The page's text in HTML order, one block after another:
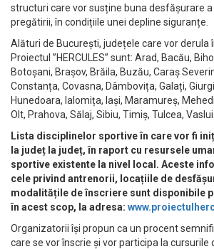
structuri care vor susține buna desfășurare a
pregătirii, în condițiile unei depline siguranțe.
Alături de București, județele care vor derula
Proiectul ”HERCULES” sunt: Arad, Bacău,
Botoșani, Brașov, Brăila, Buzău, Caraș
Constanța, Covasna, Dâmbovița, Galați,
Hunedoara, Ialomița, Iași, Maramureș,
Olt, Prahova, Sălaj, Sibiu, Timiș, Tulcea, Vaslui
Lista disciplinelor sportive în care vor fi
la județ la județ, în raport cu resursele
sportive existente la nivel local. Aceste
cele privind antrenorii, locațiile de
modalitățile de înscriere sunt disponibile
în acest scop, la adresa:
Organizatorii își propun ca un procent
care se vor înscrie și vor participa la cursurile